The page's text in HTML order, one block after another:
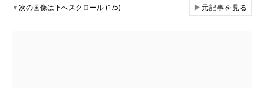
▼次の画像は下へスクロール (1/5) ▶元記事を見る